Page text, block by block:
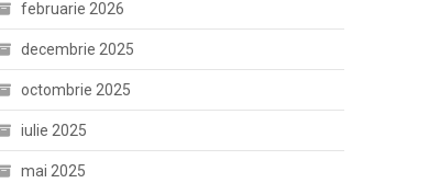
februarie 2026
decembrie 2025
octombrie 2025
iulie 2025
mai 2025